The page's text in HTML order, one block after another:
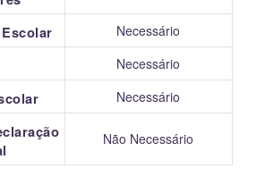
Necessário
Necessário
Necessário
Não Necessário